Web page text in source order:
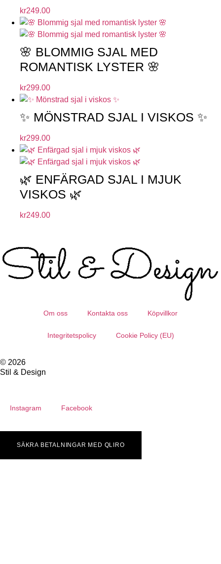
kr249.00
🌸 BLOMMIG SJAL MED
ROMANTISK LYSTER 🌸
kr299.00
✨ MÖNSTRAD SJAL I VISKOS ✨
kr299.00
🌿 ENFÄRGAD SJAL I MJUK
VISKOS 🌿
kr249.00
Om oss Kontakta oss Köpvillkor
Integritetspolicy Cookie Policy (EU)
© 2026
Stil & Design
Instagram Facebook
SÄKRA BETALNINGAR MED QLIRO